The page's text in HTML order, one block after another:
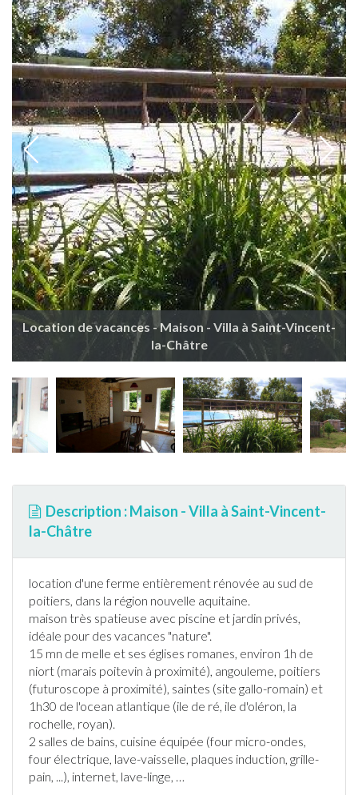
Location de vacances - Maison - Villa à Saint-Vincent-
la-Châtre
Description : Maison - Villa à Saint-Vincent-
la-Châtre
location d'une ferme entièrement rénovée au sud de
poitiers, dans la région nouvelle aquitaine.
maison très spatieuse avec piscine et jardin privés,
idéale pour des vacances "nature".
15 mn de melle et ses églises romanes, environ 1h de
niort (marais poitevin à proximité), angouleme, poitiers
(futuroscope à proximité), saintes (site gallo-romain) et
1h30 de l'ocean atlantique (ile de ré, ile d'oléron, la
rochelle, royan).
2 salles de bains, cuisine équipée (four micro-ondes,
four électrique, lave-vaisselle, plaques induction, grille-
pain, ...), internet, lave-linge, …